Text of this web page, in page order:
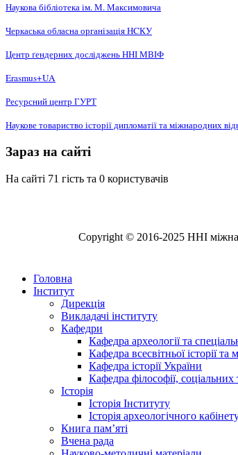
Наукова бібліотека ім. М. Максимовича
Черкаська обласна організація НCКУ
Центр ґендерних досліджень ННІ МВІФ
Erasmus+UA
Ресурсний центр ГУРТ
Наукове товариство історії дипломатії та міжнародних
Зараз на сайті
На сайті 71 гість та 0 користувачів
Copyright © 2016-2025 ННІ
Головна
Інститут
Дирекція
Викладачі інституту
Кафедри
Кафедра археології та
Кафедра всесвітньої історії
Кафедра історії України
Кафедра філософії,
Історія
Історія Інституту
Історія археологічного
Книга памʼяті
Вчена рада